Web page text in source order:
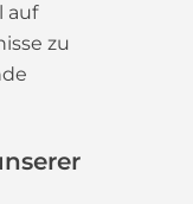
auf
zu